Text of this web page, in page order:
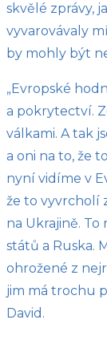
skvělé zprávy,
vyvarovávaly
by mohly být
„Evropské
a pokrytectví.
válkami. A tak
a oni na to, že
nyní vidíme v
že to vyvrcholí
na Ukrajině. To
států a Ruska.
ohrožené z
jim má trochu
David.